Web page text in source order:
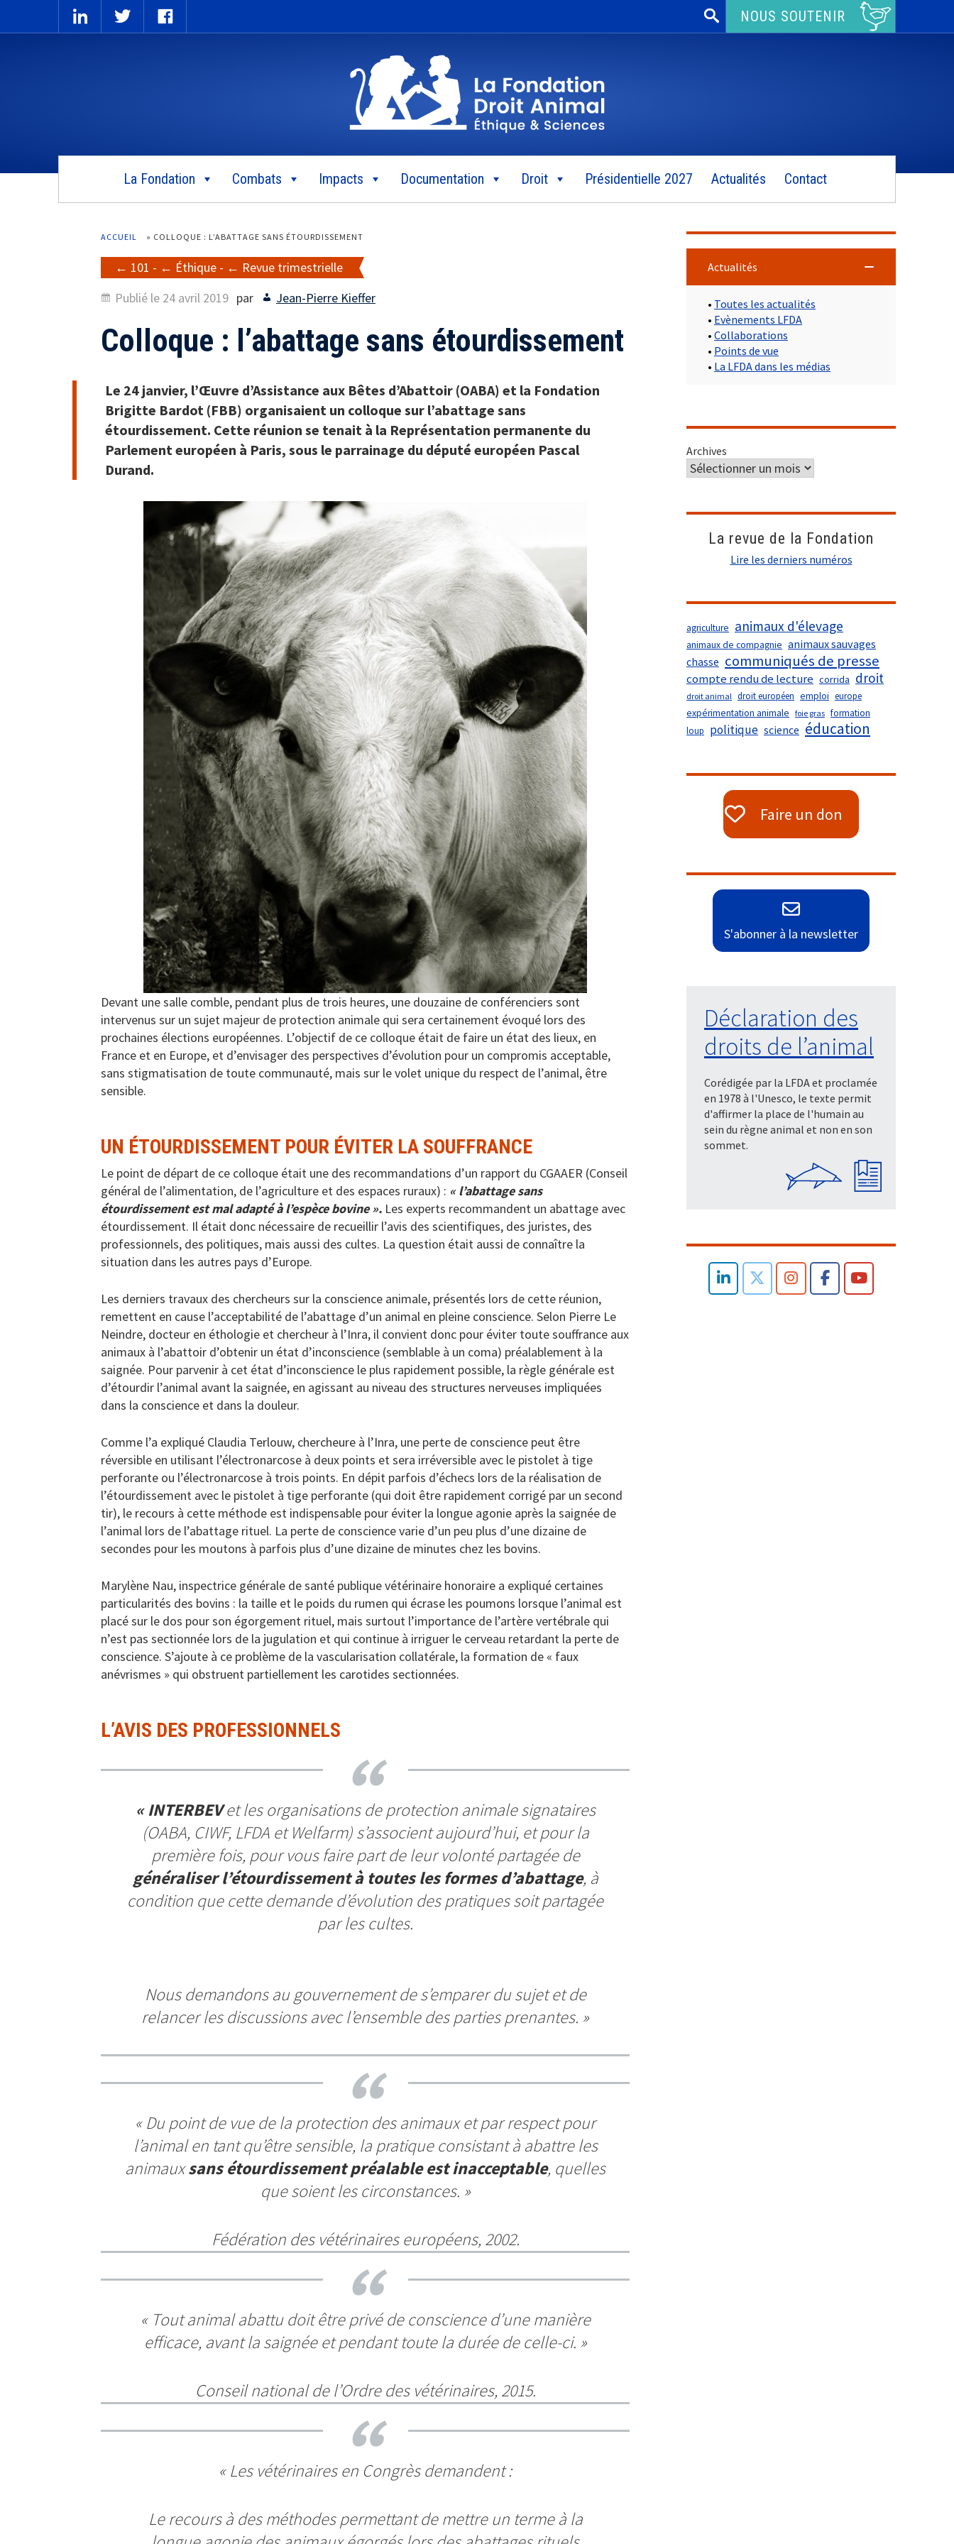
Rechercher :NOUS SOUTENIR
La Fondation Combats Impacts Documentation Droit Présidentielle 2027 Actualités Contact
ACCUEIL » COLLOQUE : L’ABATTAGE SANS ÉTOURDISSEMENT
101 - Éthique -
Revue trimestrielle
Publié le 24 avril 2019 par Jean-Pierre Kieffer
Colloque : l’abattage sans étourdissement
Le 24 janvier, l’Œuvre d’Assistance aux Bêtes d’Abattoir (OABA) et la Fondation
Brigitte Bardot (FBB) organisaient un colloque sur l’abattage sans
étourdissement. Cette réunion se tenait à la Représentation permanente du
Parlement européen à Paris, sous le parrainage du député européen Pascal
Durand.
Devant une salle comble, pendant plus de trois heures, une douzaine de conférenciers sont
intervenus sur un sujet majeur de protection animale qui sera certainement évoqué lors des
prochaines élections européennes. L’objectif de ce colloque était de faire un état des lieux, en
France et en Europe, et d’envisager des perspectives d’évolution pour un compromis acceptable,
sans stigmatisation de toute communauté, mais sur le volet unique du respect de l’animal, être
sensible.
UN ÉTOURDISSEMENT POUR ÉVITER LA SOUFFRANCE
Le point de départ de ce colloque était une des recommandations d’un rapport du CGAAER (Conseil
général de l’alimentation, de l’agriculture et des espaces ruraux) : « l’abattage sans
étourdissement est mal adapté à l’espèce bovine ». Les experts recommandent un abattage avec
étourdissement. Il était donc nécessaire de recueillir l’avis des scientifiques, des juristes, des
professionnels, des politiques, mais aussi des cultes. La question était aussi de connaître la
situation dans les autres pays d’Europe.
Les derniers travaux des chercheurs sur la conscience animale, présentés lors de cette réunion,
remettent en cause l’acceptabilité de l’abattage d’un animal en pleine conscience. Selon Pierre Le
Neindre, docteur en éthologie et chercheur à l’Inra, il convient donc pour éviter toute souffrance aux
animaux à l’abattoir d’obtenir un état d’inconscience (semblable à un coma) préalablement à la
saignée. Pour parvenir à cet état d’inconscience le plus rapidement possible, la règle générale est
d’étourdir l’animal avant la saignée, en agissant au niveau des structures nerveuses impliquées
dans la conscience et dans la douleur.
Comme l’a expliqué Claudia Terlouw, chercheure à l’Inra, une perte de conscience peut être
réversible en utilisant l’électronarcose à deux points et sera irréversible avec le pistolet à tige
perforante ou l’électronarcose à trois points. En dépit parfois d’échecs lors de la réalisation de
l’étourdissement avec le pistolet à tige perforante (qui doit être rapidement corrigé par un second
tir), le recours à cette méthode est indispensable pour éviter la longue agonie après la saignée de
l’animal lors de l’abattage rituel. La perte de conscience varie d’un peu plus d’une dizaine de
secondes pour les moutons à parfois plus d’une dizaine de minutes chez les bovins.
Marylène Nau, inspectrice générale de santé publique vétérinaire honoraire a expliqué certaines
particularités des bovins : la taille et le poids du rumen qui écrase les poumons lorsque l’animal est
placé sur le dos pour son égorgement rituel, mais surtout l’importance de l’artère vertébrale qui
n’est pas sectionnée lors de la jugulation et qui continue à irriguer le cerveau retardant la perte de
conscience. S’ajoute à ce problème de la vascularisation collatérale, la formation de « faux
anévrismes » qui obstruent partiellement les carotides sectionnées.
L’AVIS DES PROFESSIONNELS
«INTERBEVet les organisations de protection animale signataires
(OABA, CIWF, LFDA et Welfarm) s’associent aujourd’hui, et pour la
première fois, pour vous faire part de leur volonté partagée de
généraliser l’étourdissement à toutes les formes d’abattage, à
condition que cette demande d’évolution des pratiques soit partagée
par les cultes.
Nous demandons au gouvernement de s’emparer du sujet et de
relancer les discussions avec l’ensemble des parties prenantes. »
«Du point de vue de la protection des animaux et par respect pour
l’animal en tant qu’être sensible, la pratique consistant à abattre les
animauxsans étourdissement préalable est inacceptable, quelles
que soient les circonstances. »
Fédération des vétérinaires européens, 2002.
« Tout animal abattu doit être privé de conscience d’une manière
efficace, avant la saignée et pendant toute la durée de celle-ci. »
Conseil national de l’Ordre des vétérinaires, 2015.
«Les vétérinaires en Congrès demandent :
Le recours à des méthodes permettant de mettre un terme à la
Actualités
• Toutes les actualités
• Evènements LFDA
• Collaborations
• Points de vue
• La LFDA dans les médias
Archives
La revue de la Fondation
Lire les derniers numéros
agriculture animaux d'élevage
animaux de compagnie animaux sauvages
chasse communiqués de presse
compte rendu de lecture corrida droit
droit animal droit européen emploi europe
expérimentation animale foie gras formation
loup politique science éducation
Faire un don
S'abonner à la newsletter
Déclaration des
droits de l’animal
Corédigée par la LFDA et proclamée
en 1978 à l'Unesco, le texte permit
d'affirmer la place de l'humain au
sein du règne animal et non en son
sommet.